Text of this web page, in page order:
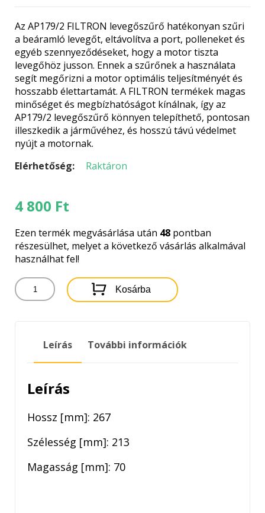
Az AP179/2 FILTRON levegőszűrő hatékonyan szűri
a beáramló levegőt, eltávolítva a port, polleneket és
egyéb szennyeződéseket, hogy a motor tiszta
levegőhöz jusson. Ennek a szűrőnek a használata
segít megőrizni a motor optimális teljesítményét és
hosszabb élettartamát. A FILTRON termékek magas
minőséget és megbízhatóságot kínálnak, így az
AP179/2 levegőszűrő könnyen telepíthető, pontosan
illeszkedik a járművéhez, és hosszú távú védelmet
nyújt a motornak.
Elérhetőség:
Raktáron
4 800 Ft
Ezen termék megvásárlása után 48 pontban
részesülhet, melyet a következő vásárlás alkalmával
használhat fel!
AP179/2
FILTRON
Kosárba
Leírás További információk
Leírás
Hossz [mm]: 267
Szélesség [mm]: 213
Magasság [mm]: 70